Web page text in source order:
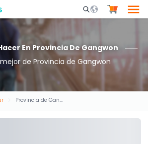
Mobile Search
En Provincia De Gangwon
de Provincia de Gangwon
Provincia de Gangwon